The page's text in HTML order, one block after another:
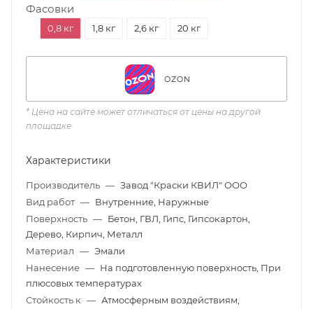
Фасовки
0,8 кг 1,8 кг 2,6 кг 20 кг
OZON
* Цена на сайте может отличаться от цены на другой
площадке
Характеристики
Производитель — Завод "Краски КВИЛ" ООО
Вид работ — Внутренние, Наружные
Поверхность — Бетон, ГВЛ, Гипс, Гипсокартон,
Дерево, Кирпич, Металл
Материал — Эмали
Нанесение — На подготовленную поверхность, При
плюсовых температурах
Стойкость к — Атмосферным воздействиям,